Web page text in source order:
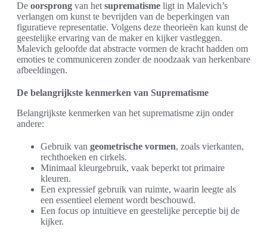
De oorsprong van het suprematisme ligt in Malevich’s
verlangen om kunst te bevrijden van de beperkingen van
figuratieve representatie. Volgens deze theorieën kan kunst de
geestelijke ervaring van de maker en kijker vastleggen.
Malevich geloofde dat abstracte vormen de kracht hadden om
emoties te communiceren zonder de noodzaak van herkenbare
afbeeldingen.
De belangrijkste kenmerken van Suprematisme
Belangrijkste kenmerken van het suprematisme zijn onder
andere:
Gebruik van geometrische vormen, zoals vierkanten,
rechthoeken en cirkels.
Minimaal kleurgebruik, vaak beperkt tot primaire
kleuren.
Een expressief gebruik van ruimte, waarin leegte als
een essentieel element wordt beschouwd.
Een focus op intuïtieve en geestelijke perceptie bij de
kijker.